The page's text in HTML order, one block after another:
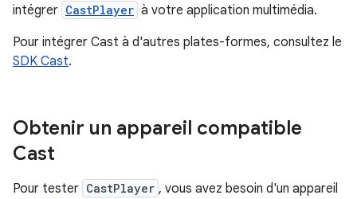
intégrer CastPlayer à votre application multimédia.
Pour intégrer Cast à d'autres plates-formes, consultez le
SDK Cast.
Obtenir un appareil compatible
Cast
Pour tester CastPlayer , vous avez besoin d'un appareil